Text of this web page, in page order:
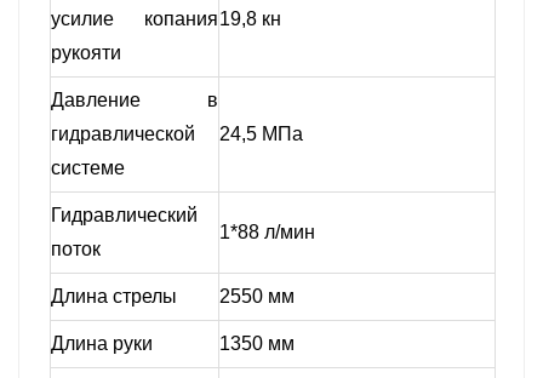
усилие копания
рукояти
19,8 кн
Давление в
гидравлической
системе
24,5 МПа
Гидравлический
поток
1*88 л/мин
Длина стрелы 2550 мм
Длина руки 1350 мм